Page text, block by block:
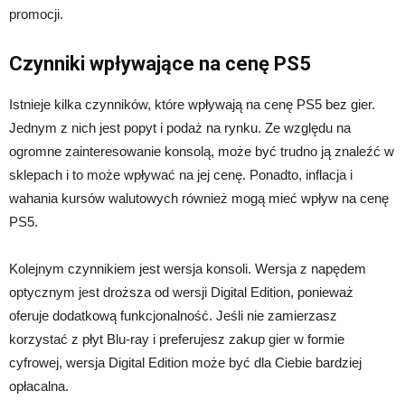
promocji.
Czynniki wpływające na cenę PS5
Istnieje kilka czynników, które wpływają na cenę PS5 bez gier.
Jednym z nich jest popyt i podaż na rynku. Ze względu na
ogromne zainteresowanie konsolą, może być trudno ją znaleźć w
sklepach i to może wpływać na jej cenę. Ponadto, inflacja i
wahania kursów walutowych również mogą mieć wpływ na cenę
PS5.
Kolejnym czynnikiem jest wersja konsoli. Wersja z napędem
optycznym jest droższa od wersji Digital Edition, ponieważ
oferuje dodatkową funkcjonalność. Jeśli nie zamierzasz
korzystać z płyt Blu-ray i preferujesz zakup gier w formie
cyfrowej, wersja Digital Edition może być dla Ciebie bardziej
opłacalna.